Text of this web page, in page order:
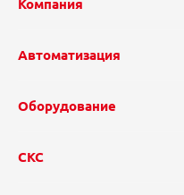
Компания
Автоматизация
Оборудование
СКС